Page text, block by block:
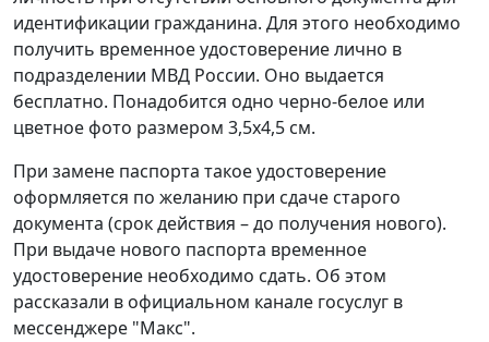
идентификации гражданина. Для этого необходимо
получить временное удостоверение лично в
подразделении МВД России. Оно выдается
бесплатно. Понадобится одно черно-белое или
цветное фото размером 3,5x4,5 см.
При замене паспорта такое удостоверение
оформляется по желанию при сдаче старого
документа (срок действия – до получения нового).
При выдаче нового паспорта временное
удостоверение необходимо сдать. Об этом
рассказали в официальном канале госуслуг в
мессенджере "Макс".